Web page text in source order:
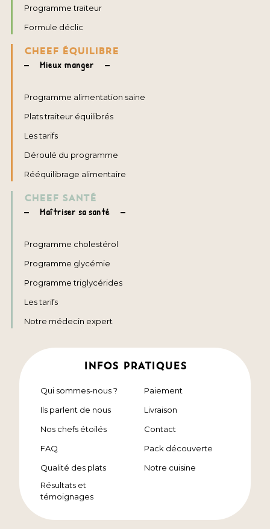
Programme traiteur
Formule déclic
CHEEF ÉQUILIBRE
Mieux manger
Programme alimentation saine
Plats traiteur équilibrés
Les tarifs
Déroulé du programme
Rééquilibrage alimentaire
CHEEF SANTÉ
Maîtriser sa santé
Programme cholestérol
Programme glycémie
Programme triglycérides
Les tarifs
Notre médecin expert
INFOS PRATIQUES
Qui sommes-nous ?
Ils parlent de nous
Nos chefs étoilés
FAQ
Qualité des plats
Résultats et
témoignages
Paiement
Livraison
Contact
Pack découverte
Notre cuisine